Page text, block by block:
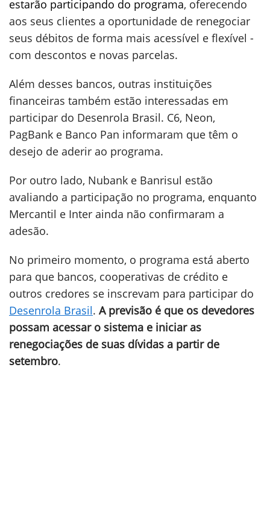
estarão participando do programa, oferecendo
aos seus clientes a oportunidade de renegociar
seus débitos de forma mais acessível e flexível -
com descontos e novas parcelas.
Além desses bancos, outras instituições
financeiras também estão interessadas em
participar do Desenrola Brasil. C6, Neon,
PagBank e Banco Pan informaram que têm o
desejo de aderir ao programa.
Por outro lado, Nubank e Banrisul estão
avaliando a participação no programa, enquanto
Mercantil e Inter ainda não confirmaram a
adesão.
No primeiro momento, o programa está aberto
para que bancos, cooperativas de crédito e
outros credores se inscrevam para participar do
Desenrola Brasil. A previsão é que os devedores
possam acessar o sistema e iniciar as
renegociações de suas dívidas a partir de
setembro.